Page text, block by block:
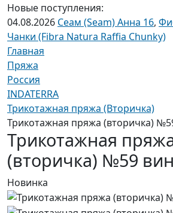
Новые поступления:
04.08.2026 Сеам (Seam) Анна 16,
Чанки (Fibra Natura Raffia Chunky)
Главная
Пряжа
Россия
INDATERRA
Трикотажная пряжа (Вторичка)
Трикотажная пряжа (вторичка)
Трикотажная
(вторичка) №59
Новинка